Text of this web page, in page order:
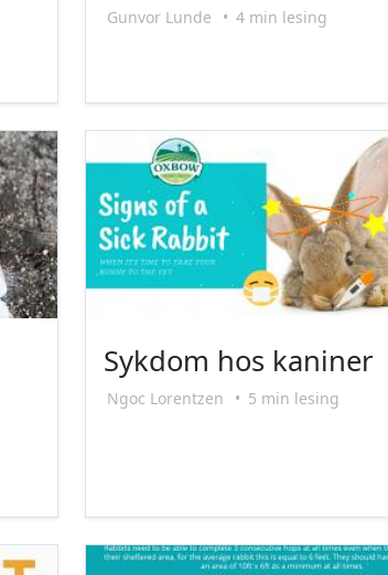
Gunvor Lunde • 4 min lesing
Sykdom hos kaniner
Ngoc Lorentzen • 5 min lesing